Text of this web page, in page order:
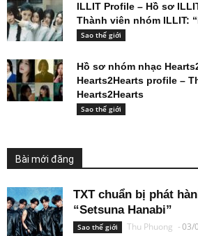
ILLIT Profile – Hồ sơ
Thành viên nhóm ILLIT:
Sao thế giới
Hồ sơ nhóm nhạc
Hearts2Hearts profile –
Hearts2Hearts
Sao thế giới
Bài mới đăng
TXT chuẩn bị phát
“Setsuna Hanabi”
Sao thế giới Thu Phuong -03/